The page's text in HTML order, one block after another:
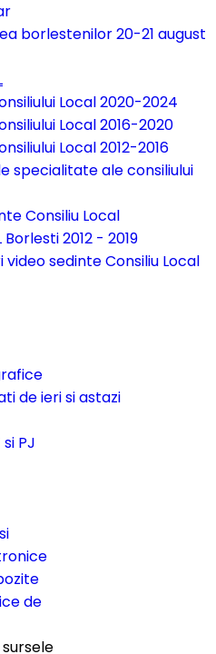
borlestenilor 20-21 august
Local 2020-2024
Local 2016-2020
Local 2012-2016
specialitate ale consiliului
Consiliu Local
Borlesti 2012 - 2019
sedinte Consiliu Local
de ieri si astazi
PJ
de